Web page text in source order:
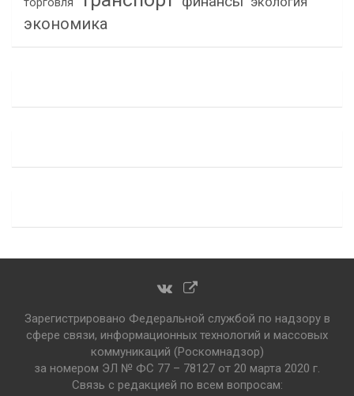
торговля
экономика
Зарегистрировано Федеральной службой по надзору в
сфере связи, информационных технологий и массовых
коммуникаций (Роскомнадзор)
за номером ЭЛ № ФС 77 – 78127 от 20 марта 2020 г.
Связь с редакцией по всем вопросам: